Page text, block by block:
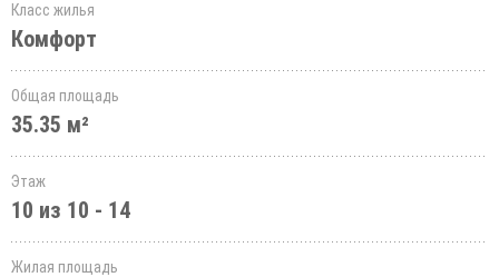
Класс жилья
Комфорт
Общая площадь
35.35 м²
Этаж
10 из 10 - 14
Жилая площадь